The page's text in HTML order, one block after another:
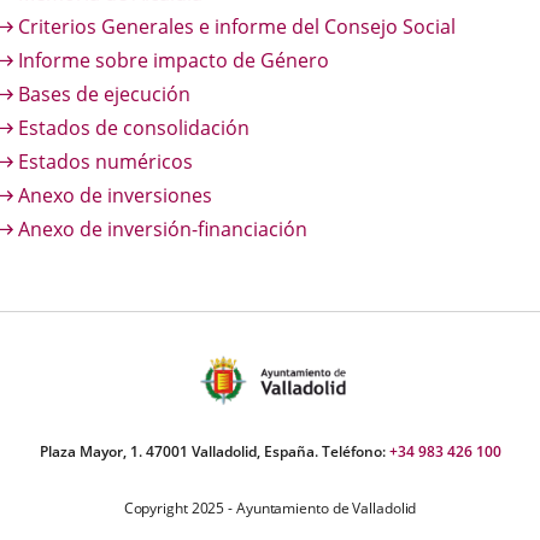
aplicación
aplicación
Criterios Generales e informe del Consejo Social
Informe sobre impacto de Género
Bases de ejecución
Estados de consolidación
Estados numéricos
Anexo de inversiones
Anexo de inversión-financiación
Plaza Mayor, 1. 47001 Valladolid, España. Teléfono:+34 983 426 100
Copyright 2025 - Ayuntamiento de Valladolid